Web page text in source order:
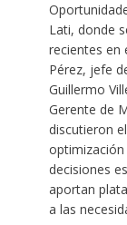
Lati, donde
recientes en
Pérez, jefe
Guillermo
Gerente de
discutieron
decisiones
aportan
a las